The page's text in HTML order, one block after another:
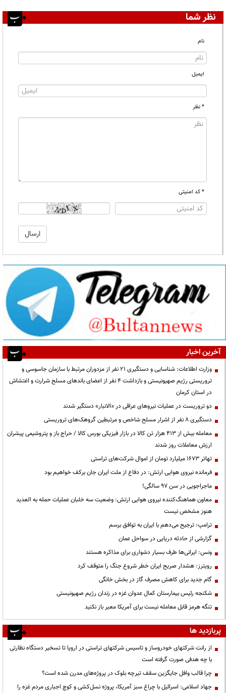
نظر شما
نام
ایمیل
* نظر
* کد امنیتی
آخرین اخبار
وزارت اطلاعات: شناسایی و دستگیری ۲۱ نفر از مزدوران مرتبط با سازمان جاسوسی و
تروریستی رژیم صهیونیستی و بازداشت ۴ نفر از اعضای باندهای مسلح شرارت و اغتشاش
در استان کرمان
دو تروریست در عملیات نیروهای عراقی در «الانبار» دستگیر شدند
دستگیری ۸ نفر از اشرار مسلح شاخص و مرتبطین گروهک‌های تروریستی
معامله بیش از ۴۱۳ هزار تن کالا در بازار فیزیکی بورس کالا / حراج باز و پتروشیمی پیشران
ارزش معاملات روز شدند
تهاتر ۱۶۷۳ میلیارد تومان از اموال شرکت‌های تراستی
فرمانده نیروی هوایی ارتش: در دفاع از ملت ایران جان برکف خواهیم بود
ماجراجویی در سن ۹۷ سالگی!
معاون هماهنگ‌کننده نیروی هوایی ارتش: وضعیت سه خلبان عملیات حمله به العدید
هنوز مشخص نیست
ترامپ: ترجیح می‌دهم با ایران به توافق برسم
گزارشی از حادثه دریایی در سواحل عمان
ونس: ایرانی‌ها طرف بسیار دشواری برای مذاکره هستند
رویترز: هشدار صریح ایران خطر شروع جنگ را متوقف کرد
گام جدید برای کاهش مصرف گاز در بخش خانگی
شکنجه رئیس بیمارستان کمال عدوان غزه در زندان رژیم صهیونیستی
تنگه هرمز قابل معامله نیست برای آمریکا معبر باز نکنید
پربازدید ها
از رانت‌ شرکتهای خودروساز و تاسیس شرکتهای تراستی در اروپا تا تسخیر دستگاه نظارتی
با چه هدفی صورت گرفته است
چرا قالب وافل جایگزین سقف تیرچه بلوک در پروژه‌های مدرن شده است؟
جهاد اسلامی: اسرائیل با چراغ سبز آمریکا، پروژه نسل‌کشی و کوچ اجباری مردم غزه را